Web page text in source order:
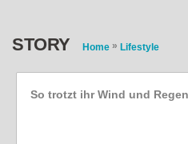
STORY Home » Lifestyle
So trotzt ihr Wind und Regen